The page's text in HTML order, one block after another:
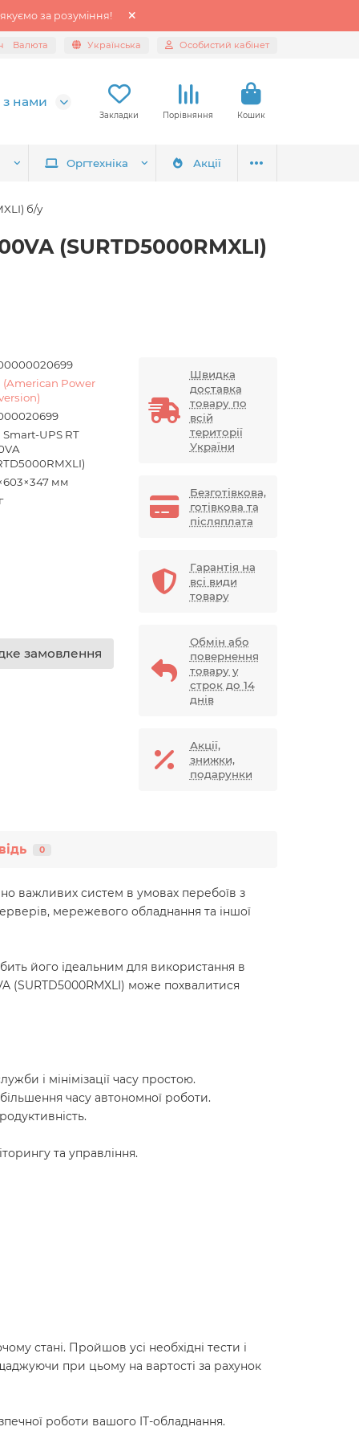
за розуміння!
Валюта Українська Особистий кабінет
з нами
Закладки Порівняння Кошик
Оргтехніка Акції
б/у
(SURTD5000RMXLI)
(American Power
Smart-UPS RT
мм
замовлення
Швидка
доставка
товару по
всій
території
України
Безготівкова,
готівкова та
післяплата
Гарантія на
всі види
товару
Обмін або
повернення
товару у
строк до 14
днів
Акції,
знижки,
подарунки
0
важливих систем в умовах перебоїв з
мережевого обладнання та іншої
його ідеальним для використання в
(SURTD5000RMXLI) може похвалитися
і мінімізації часу простою.
часу автономної роботи.
та управління.
стані. Пройшов усі необхідні тести і
при цьому на вартості за рахунок
роботи вашого IT-обладнання.